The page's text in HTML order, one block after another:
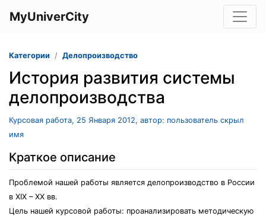
MyUniverCity
Категории Делопроизводство
История развития системы
делопроизводства
Курсовая работа, 25 Января 2012, автор: пользователь скрыл
имя
Краткое описание
Проблемой нашей работы является делопроизводство в России
в XIX – XX вв.
Цель нашей курсовой работы: проанализировать методическую